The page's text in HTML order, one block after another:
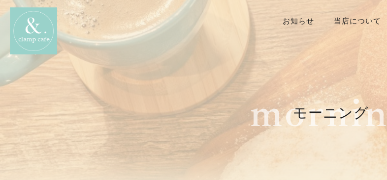
お知らせ 当店について
モーニング
mornin